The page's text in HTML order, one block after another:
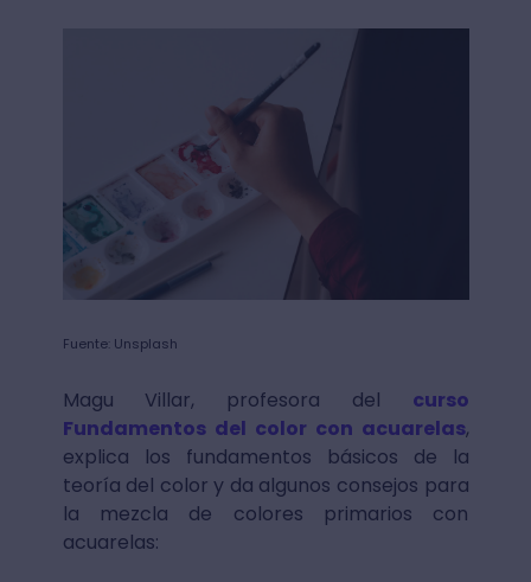
Fuente: Unsplash
Magu Villar, profesora del curso
Fundamentos del color con acuarelas,
explica los fundamentos básicos de la
teoría del color y da algunos consejos para
la mezcla de colores primarios con
acuarelas: